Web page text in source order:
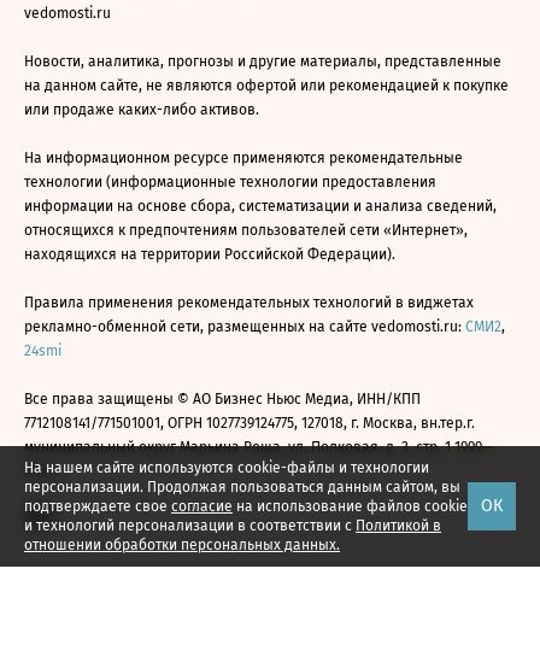
На нашем сайте используются cookie-файлы и технологии
персонализации. Продолжая пользоваться данным сайтом, вы
подтверждаете свое согласие на использование файлов cookie
и технологий персонализации в соответствии с Политикой в
отношении обработки персональных данных.
ОК
vedomosti.ru
Новости, аналитика, прогнозы и другие материалы, представленные
на данном сайте, не являются офертой или рекомендацией к покупке
или продаже каких-либо активов.
На информационном ресурсе применяются рекомендательные
технологии (информационные технологии предоставления
информации на основе сбора, систематизации и анализа сведений,
относящихся к предпочтениям пользователей сети «Интернет»,
находящихся на территории Российской Федерации).
Правила применения рекомендательных технологий в виджетах
рекламно-обменной сети, размещенных на сайте vedomosti.ru: СМИ2,
24smi
Все права защищены © АО Бизнес Ньюс Медиа, ИНН/КПП
7712108141/771501001, ОГРН 1027739124775, 127018, г. Москва, вн.тер.г.
муниципальный округ Марьина Роща, ул. Полковая, д. 3, стр. 1 1999—
2026